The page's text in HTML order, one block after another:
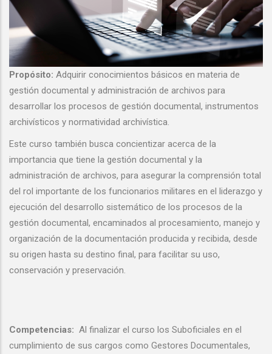
Propósito: Adquirir conocimientos básicos en materia de
gestión documental y administración de archivos para
desarrollar los procesos de gestión documental, instrumentos
archivísticos y normatividad archivística.
Este curso también busca concientizar acerca de la
importancia que tiene la gestión documental y la
administración de archivos, para asegurar la comprensión total
del rol importante de los funcionarios militares en el liderazgo y
ejecución del desarrollo sistemático de los procesos de la
gestión documental, encaminados al procesamiento, manejo y
organización de la documentación producida y recibida, desde
su origen hasta su destino final, para facilitar su uso,
conservación y preservación.
Competencias: Al finalizar el curso los Suboficiales en el
cumplimiento de sus cargos como Gestores Documentales,